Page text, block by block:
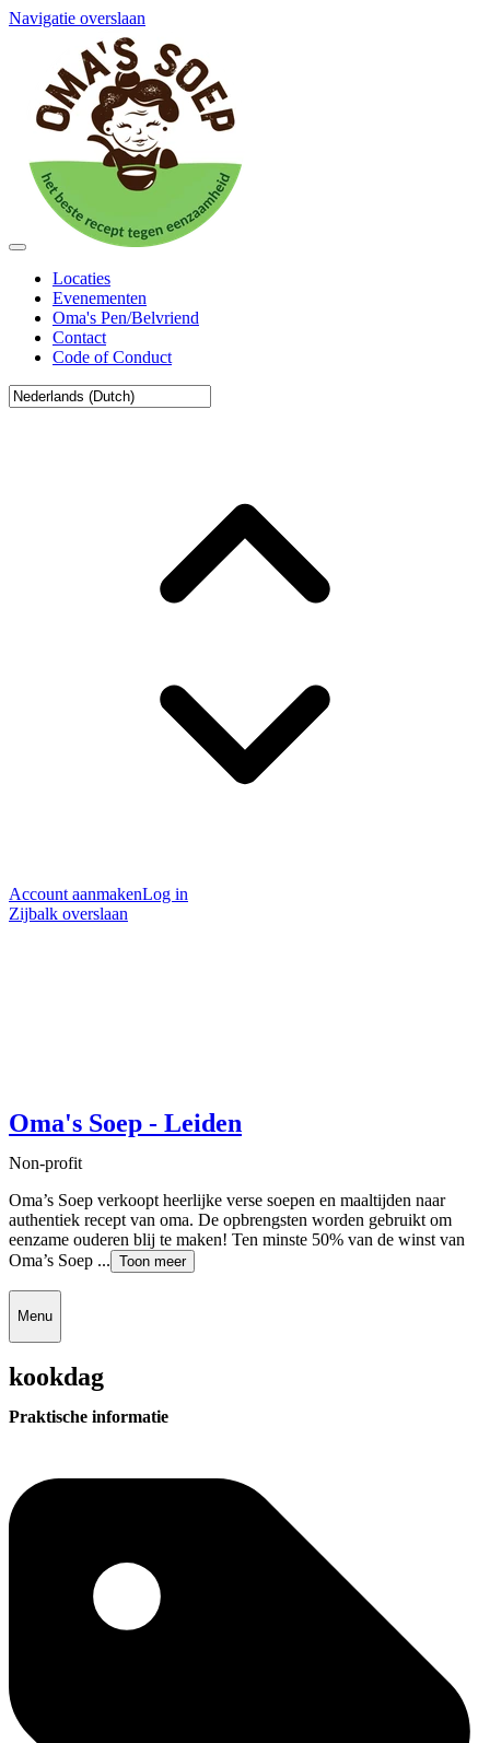
Navigatie overslaan
Locaties
Evenementen
Oma's Pen/Belvriend
Contact
Code of Conduct
Account aanmakenLog in
Zijbalk overslaan
Oma's Soep - Leiden
Non-profit
Oma’s Soep verkoopt heerlijke verse soepen en maaltijden naar
authentiek recept van oma. De opbrengsten worden gebruikt om
eenzame ouderen blij te maken! Ten minste 50% van de winst van
Oma’s Soep ... Toon meer
Menu
kookdag
Praktische informatie